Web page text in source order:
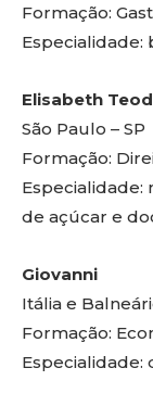
Formação:
Especialidade:
Elisabeth
São Paulo – SP
Formação:
Especialidade:
de açúcar e
Giovanni
Itália e
Formação:
Especialidade: